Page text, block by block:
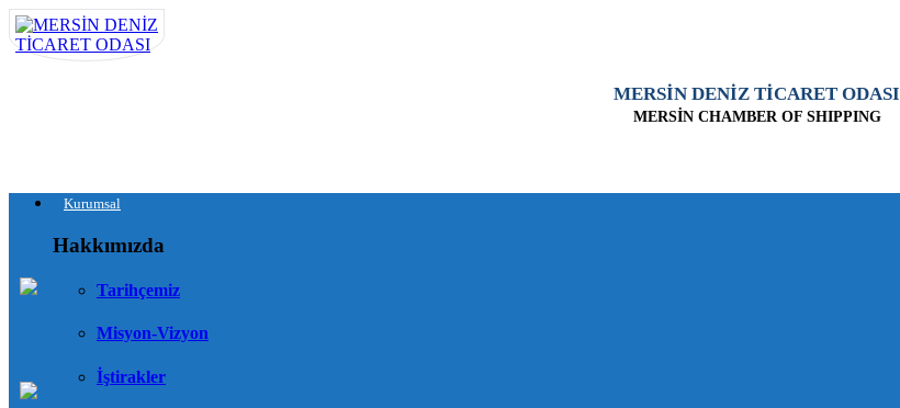
MERSİN DENİZ TİCARET ODASI
MERSİN CHAMBER OF SHIPPING
Kurumsal
Hakkımızda
Tarihçemiz
Misyon-Vizyon
İştirakler